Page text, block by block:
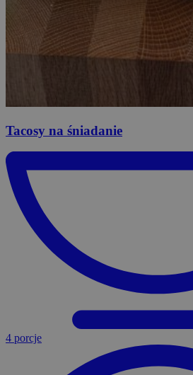
Tacosy na śniadanie
4 porcje